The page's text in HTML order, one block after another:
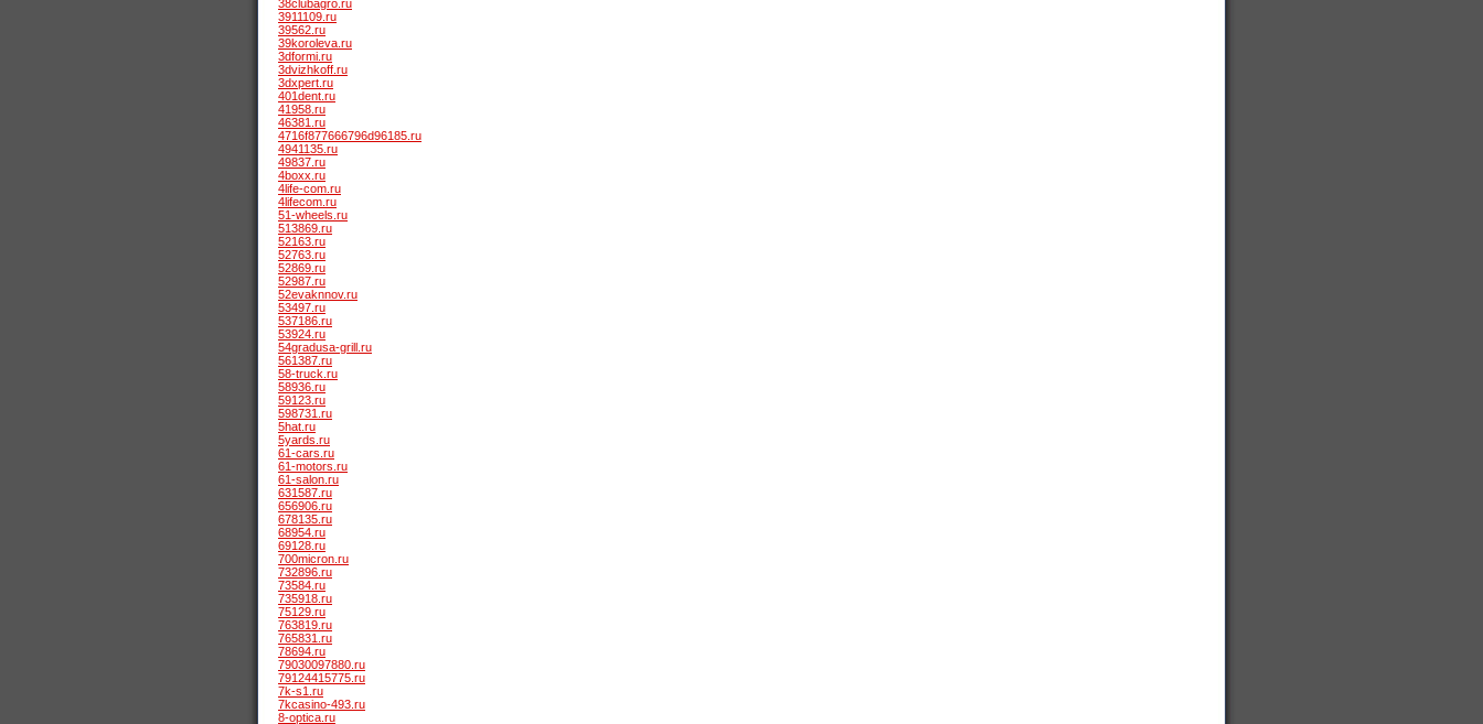
38clubagro.ru
3911109.ru
39562.ru
39koroleva.ru
3dformi.ru
3dvizhkoff.ru
3dxpert.ru
401dent.ru
41958.ru
46381.ru
4716f877666796d96185.ru
4941135.ru
49837.ru
4boxx.ru
4life-com.ru
4lifecom.ru
51-wheels.ru
513869.ru
52163.ru
52763.ru
52869.ru
52987.ru
52evaknnov.ru
53497.ru
537186.ru
53924.ru
54gradusa-grill.ru
561387.ru
58-truck.ru
58936.ru
59123.ru
598731.ru
5hat.ru
5yards.ru
61-cars.ru
61-motors.ru
61-salon.ru
631587.ru
656906.ru
678135.ru
68954.ru
69128.ru
700micron.ru
732896.ru
73584.ru
735918.ru
75129.ru
763819.ru
765831.ru
78694.ru
79030097880.ru
79124415775.ru
7k-s1.ru
7kcasino-493.ru
8-optica.ru